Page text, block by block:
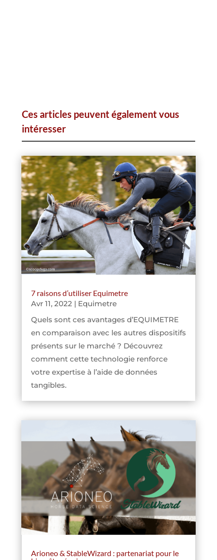
Ces articles peuvent également vous
intéresser
7 raisons d’utiliser Equimetre
Avr 11, 2022 | Equimetre
Quels sont ces avantages d’EQUIMETRE
en comparaison avec les autres dispositifs
présents sur le marché ? Découvrez
comment cette technologie renforce
votre expertise à l’aide de données
tangibles.
Arioneo & StableWizard : partenariat pour le